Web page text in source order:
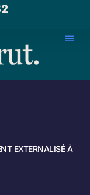
EXTERNALISÉ À